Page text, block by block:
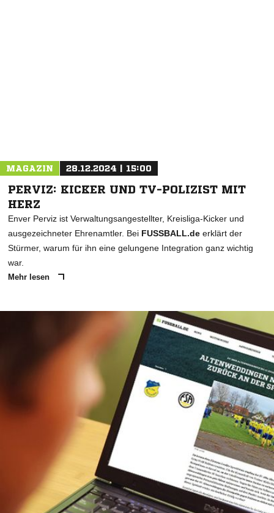
MAGAZIN 28.12.2024 | 15:00
PERVIZ: KICKER UND TV-POLIZIST MIT
HERZ
Enver Perviz ist Verwaltungsangestellter, Kreisliga-Kicker und
ausgezeichneter Ehrenamtler. Bei FUSSBALL.de erklärt der
Stürmer, warum für ihn eine gelungene Integration ganz wichtig
war.
Mehr lesen